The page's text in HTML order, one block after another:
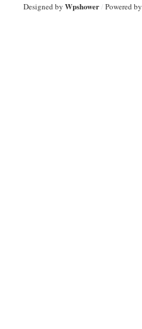
Designed by Wpshower/ Powered by